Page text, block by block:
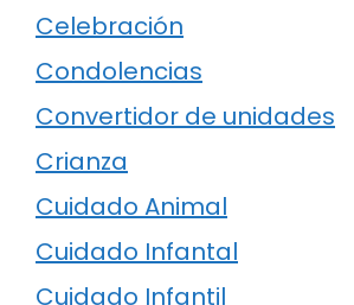
Celebración
Condolencias
Convertidor de unidades
Crianza
Cuidado Animal
Cuidado Infantal
Cuidado Infantil